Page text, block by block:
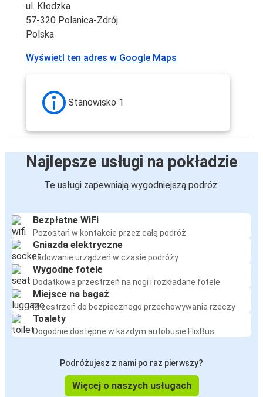
ul. Kłodzka
57-320 Polanica-Zdrój
Polska
Wyświetl ten adres w Google Maps
Stanowisko 1
Najlepsze usługi na pokładzie
Te usługi zapewniają wygodniejszą podróż:
Bezpłatne WiFi
Pozostań w kontakcie przez całą podróż
Gniazda elektryczne
Ładowanie urządzeń w czasie podróży
Wygodne fotele
Dodatkowa przestrzeń na nogi i rozkładane fotele
Miejsce na bagaż
Przestrzeń do bezpiecznego przechowywania rzeczy
Toalety
Dogodnie dostępne w każdym autobusie FlixBus
Podróżujesz z nami po raz pierwszy?
Więcej o naszych usługach